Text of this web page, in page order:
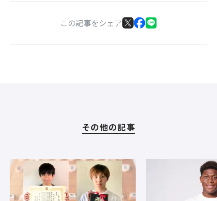
この記事をシェア
その他の記事